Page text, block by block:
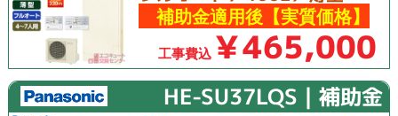
補助金適用後【実質価格】
工事費込 ￥465,000
HE-SU37LQS｜補助金